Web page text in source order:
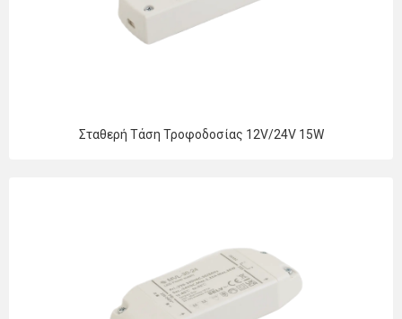
Σταθερή Τάση Τροφοδοσίας 12V/24V 15W